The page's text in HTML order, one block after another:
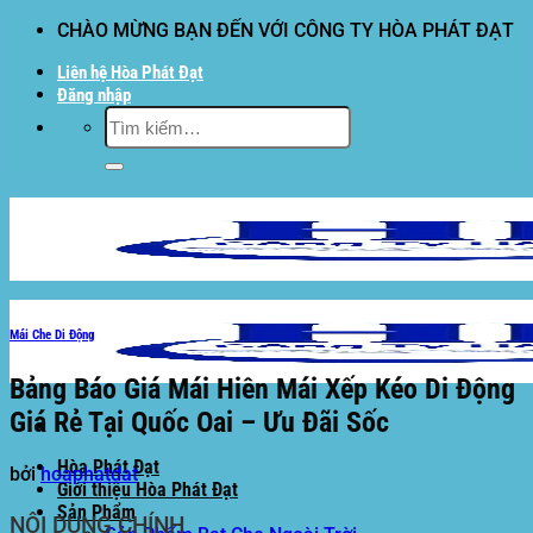
dung
CHÀO MỪNG BẠN ĐẾN VỚI CÔNG TY HÒA PHÁT ĐẠT
Liên hệ Hòa Phát Đạt
Đăng nhập
Tìm
kiếm:
Hòa Phát Đạt
Giới thiệu Hòa Phát Đạt
Sản Phẩm
Mái Che Di Động
Bảng Báo Giá Mái Hiên Mái Xếp Kéo Di Động
Giá Rẻ Tại Quốc Oai – Ưu Đãi Sốc
bởihoaphatdat
NỘI DUNG CHÍNH